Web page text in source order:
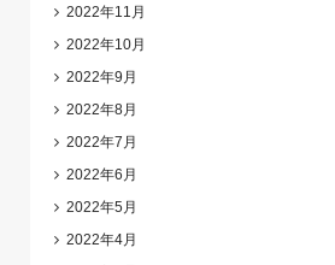
2022年11月
2022年10月
2022年9月
2022年8月
2022年7月
2022年6月
2022年5月
2022年4月